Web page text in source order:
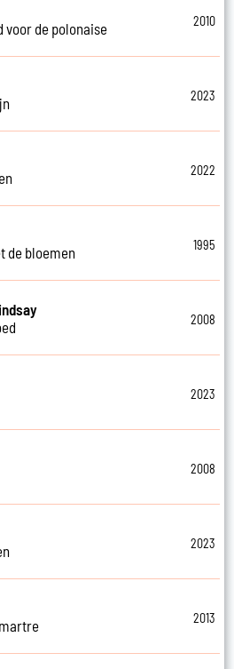
voor de polonaise
2010
2023
2022
de bloemen
1995
2008
2023
2008
2023
2013